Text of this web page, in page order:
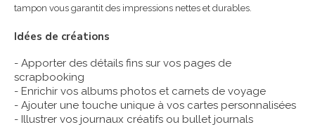
tampon vous garantit des impressions nettes et durables.
Idées de créations
- Apporter des détails fins sur vos pages de
scrapbooking
- Enrichir vos albums photos et carnets de voyage
- Ajouter une touche unique à vos cartes personnalisées
- Illustrer vos journaux créatifs ou bullet journals